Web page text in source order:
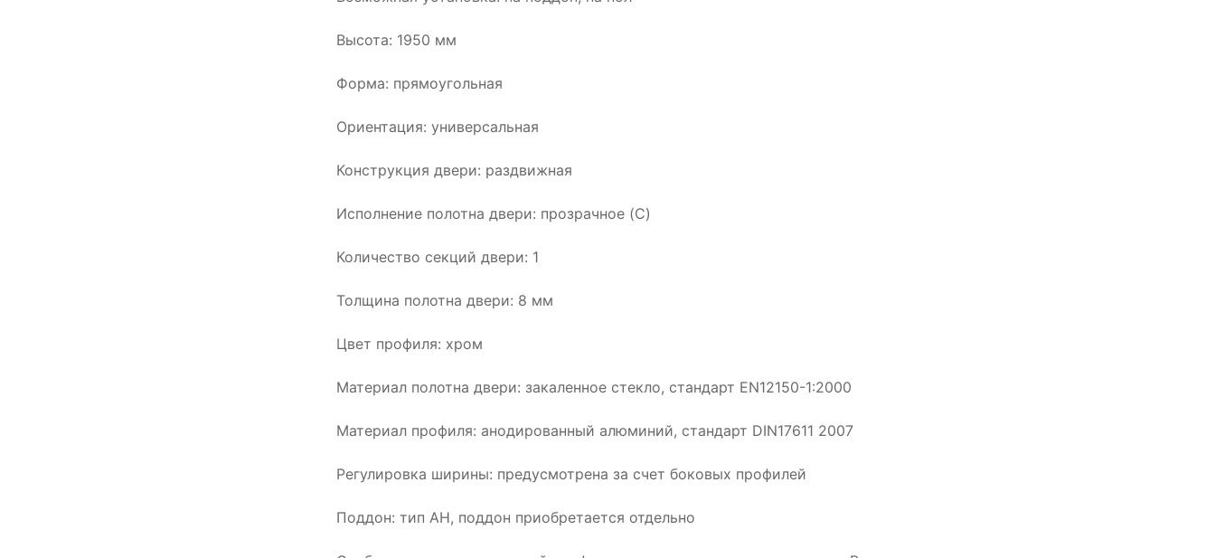
Высота: 1950 мм
Форма: прямоугольная
Ориентация: универсальная
Конструкция двери: раздвижная
Исполнение полотна двери: прозрачное (C)
Количество секций двери: 1
Толщина полотна двери: 8 мм
Цвет профиля: хром
Материал полотна двери: закаленное стекло, стандарт EN12150-1:2000
Материал профиля: анодированный алюминий, стандарт DIN17611 2007
Регулировка ширины: предусмотрена за счет боковых профилей
Поддон: тип АН, поддон приобретается отдельно